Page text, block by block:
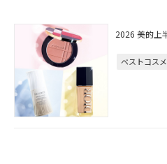
2026 美的上
ベストコスメ